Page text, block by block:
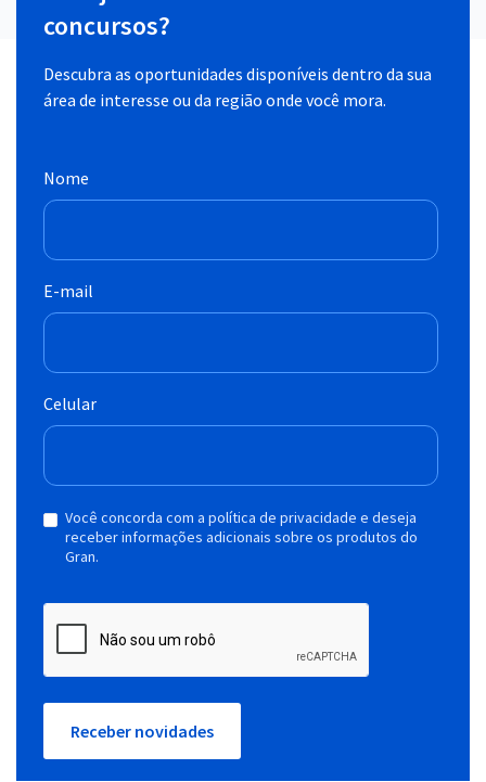
concursos?
Descubra as oportunidades disponíveis dentro da sua
área de interesse ou da região onde você mora.
Nome
E-mail
Celular
Você concorda com a política de privacidade e deseja
receber informações adicionais sobre os produtos do
Gran.
Receber novidades